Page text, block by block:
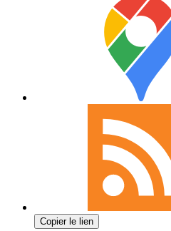
Copier le lien